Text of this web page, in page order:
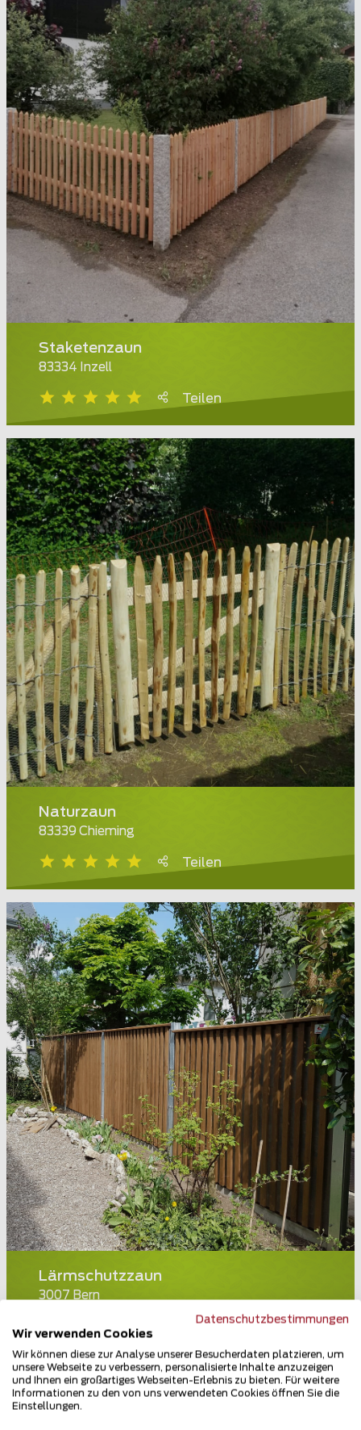
Staketenzaun
83334 Inzell
Teilen
Naturzaun
83339 Chieming
Teilen
Lärmschutzzaun
3007 Bern
Teilen
Datenschutzbestimmungen
Wir verwenden Cookies
Wir können diese zur Analyse unserer Besucherdaten platzieren, um
unsere Webseite zu verbessern, personalisierte Inhalte anzuzeigen
und Ihnen ein großartiges Webseiten-Erlebnis zu bieten. Für weitere
Informationen zu den von uns verwendeten Cookies öffnen Sie die
Einstellungen.